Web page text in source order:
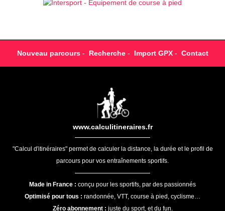
Nouveau parcours- Recherche- Import GPX- Contact
www.calculitineraires.fr
"Calcul d'itinéraires" permet de calculer la distance, la durée et le profil de
parcours pour vos entraînements sportifs.
Made in France : conçu pour les sportifs, par des passionnés
Optimisé pour tous : randonnée, VTT, course à pied, cyclisme…
Zéro abonnement : juste du sport, et du fun.